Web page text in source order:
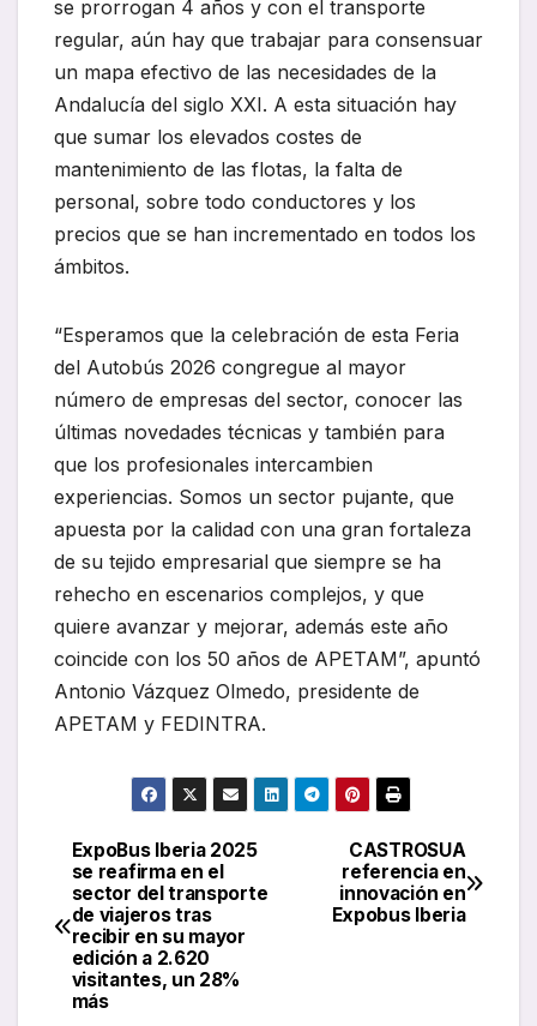
se prorrogan 4 años y con el transporte
regular, aún hay que trabajar para consensuar
un mapa efectivo de las necesidades de la
Andalucía del siglo XXI. A esta situación hay
que sumar los elevados costes de
mantenimiento de las flotas, la falta de
personal, sobre todo conductores y los
precios que se han incrementado en todos los
ámbitos.
“Esperamos que la celebración de esta Feria
del Autobús 2026 congregue al mayor
número de empresas del sector, conocer las
últimas novedades técnicas y también para
que los profesionales intercambien
experiencias. Somos un sector pujante, que
apuesta por la calidad con una gran fortaleza
de su tejido empresarial que siempre se ha
rehecho en escenarios complejos, y que
quiere avanzar y mejorar, además este año
coincide con los 50 años de APETAM”, apuntó
Antonio Vázquez Olmedo, presidente de
APETAM y FEDINTRA.
Navegación
de
entradas
CASTROSUA
referencia en
innovación en
Expobus Iberia
ExpoBus Iberia 2025
se reafirma en el
sector del transporte
de viajeros tras
recibir en su mayor
edición a 2.620
visitantes, un 28%
más